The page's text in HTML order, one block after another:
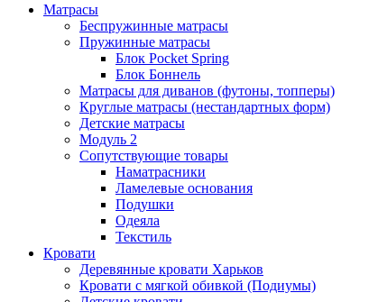
Матрасы
Беспружинные матрасы
Пружинные матрасы
Блок Pocket Spring
Блок Боннель
Матрасы для диванов (футоны, топперы)
Круглые матрасы (нестандартных форм)
Детские матрасы
Модуль 2
Сопутствующие товары
Наматрасники
Ламелевые основания
Подушки
Одеяла
Текстиль
Кровати
Деревянные кровати Харьков
Кровати с мягкой обивкой (Подиумы)